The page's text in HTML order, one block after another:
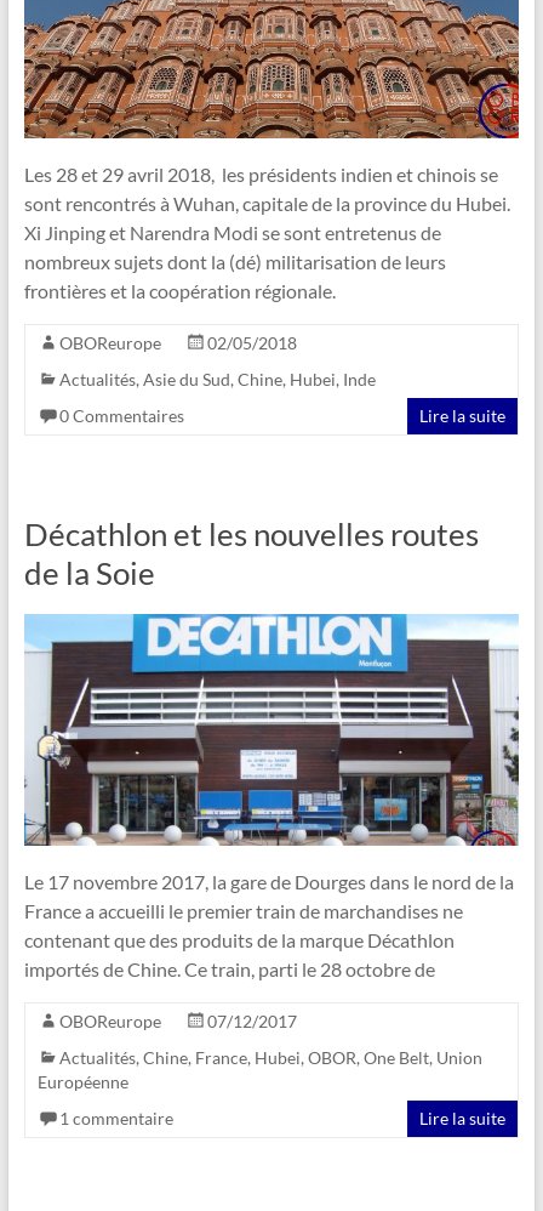
Les 28 et 29 avril 2018, les présidents indien et chinois se
sont rencontrés à Wuhan, capitale de la province du Hubei.
Xi Jinping et Narendra Modi se sont entretenus de
nombreux sujets dont la (dé) militarisation de leurs
frontières et la coopération régionale.
OBOReurope
02/05/2018
Actualités, Asie du Sud, Chine, Hubei, Inde
0 Commentaires
Lire la suite
Décathlon et les nouvelles routes
de la Soie
Le 17 novembre 2017, la gare de Dourges dans le nord de la
France a accueilli le premier train de marchandises ne
contenant que des produits de la marque Décathlon
importés de Chine. Ce train, parti le 28 octobre de
OBOReurope
07/12/2017
Actualités, Chine, France, Hubei, OBOR, One Belt, Union
Européenne
1 commentaire
Lire la suite